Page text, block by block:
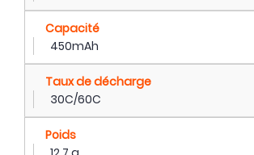
Capacité
450mAh
Taux de décharge
30C/60C
Poids